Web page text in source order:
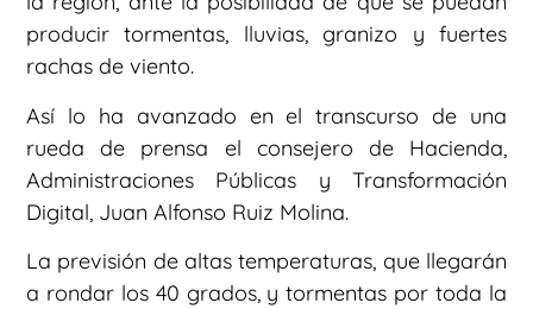
producir tormentas, lluvias, granizo y fuertes
rachas de viento.
Así lo ha avanzado en el transcurso de una
rueda de prensa el consejero de Hacienda,
Administraciones Públicas y Transformación
Digital, Juan Alfonso Ruiz Molina.
La previsión de altas temperaturas, que llegarán
a rondar los 40 grados, y tormentas por toda la